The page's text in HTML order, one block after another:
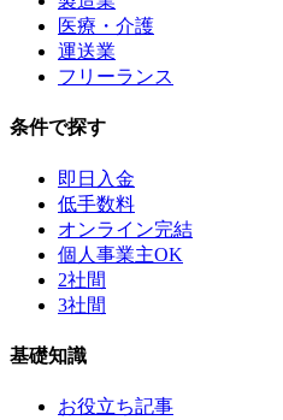
医療・介護
運送業
フリーランス
条件で探す
即日入金
低手数料
オンライン完結
個人事業主OK
2社間
3社間
基礎知識
お役立ち記事